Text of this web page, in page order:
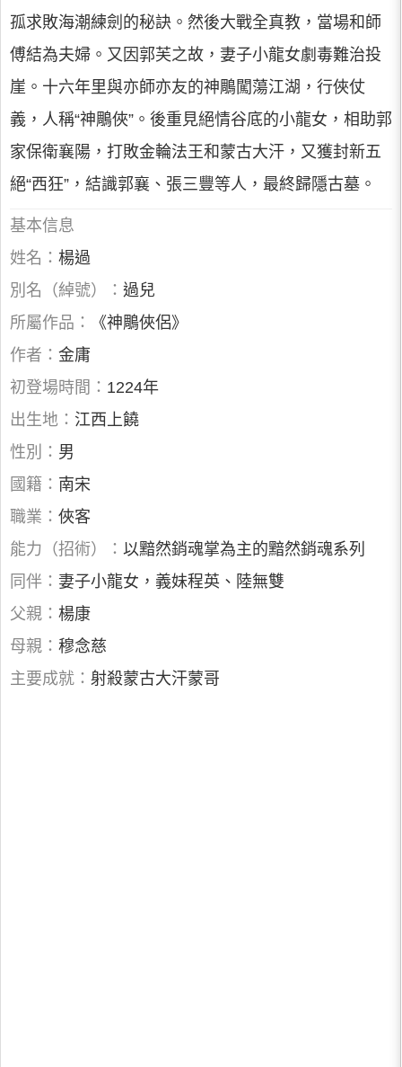
孤求敗海潮練劍的秘訣。然後大戰全真教，當場和師
傅結為夫婦。又因郭芙之故，妻子小龍女劇毒難治投
崖。十六年里與亦師亦友的神鵰闖蕩江湖，行俠仗
義，人稱“神鵰俠”。後重見絕情谷底的小龍女，相助郭
家保衛襄陽，打敗金輪法王和蒙古大汗，又獲封新五
絕“西狂”，結識郭襄、張三豐等人，最終歸隱古墓。
基本信息
姓名： 楊過
別名（綽號）： 過兒
所屬作品：
《神鵰俠侶》
作者： 金庸
初登場時間： 1224年
出生地： 江西上饒
性別： 男
國籍： 南宋
職業： 俠客
能力（招術）： 以黯然銷魂掌為主的黯然銷魂系列
同伴： 妻子小龍女，義妹程英、陸無雙
父親： 楊康
母親： 穆念慈
主要成就： 射殺蒙古大汗蒙哥